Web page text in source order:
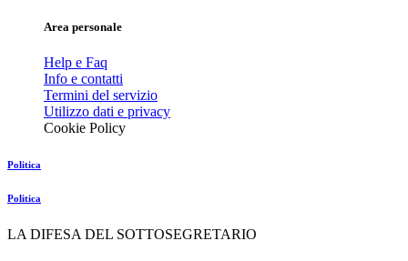
Area personale
Help e Faq
Info e contatti
Termini del servizio
Utilizzo dati e privacy
Cookie Policy
Politica
Politica
LA DIFESA DEL SOTTOSEGRETARIO